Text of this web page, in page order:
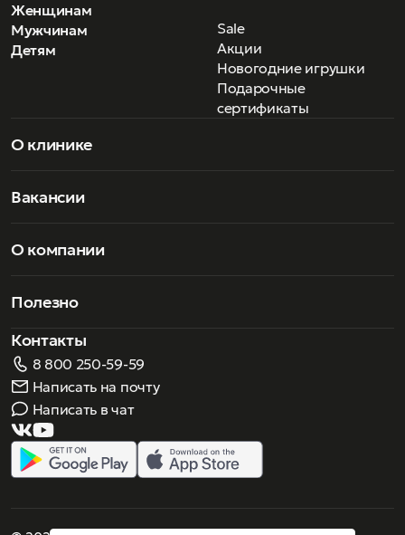
Женщинам
Мужчинам
Детям
Sale
Акции
Новогодние игрушки
Подарочные
сертификаты
О клинике
Вакансии
О компании
Полезно
Контакты
8 800 250-59-59
Написать на почту
Написать в чат